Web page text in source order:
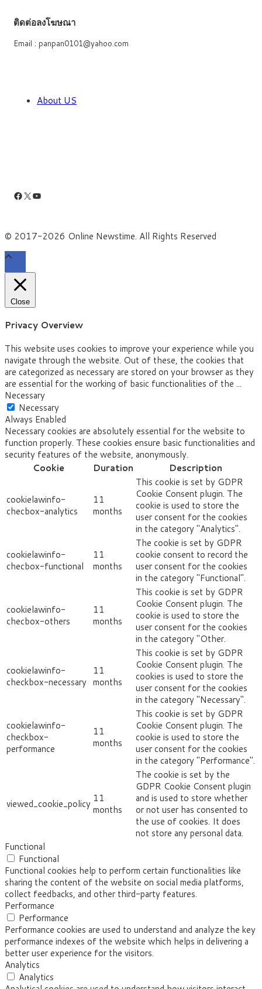
ติดต่อลงโฆษณา
Email : panpan0101@yahoo.com
About US
Facebook
X YouTube
© 2017-2026 Online Newstime. All Rights Reserved
Close
Privacy Overview
This website uses cookies to improve your experience while you
navigate through the website. Out of these, the cookies that
are categorized as necessary are stored on your browser as they
are essential for the working of basic functionalities of the ...
Necessary
Necessary
Always Enabled
Necessary cookies are absolutely essential for the website to
function properly. These cookies ensure basic functionalities and
security features of the website, anonymously.
Cookie
Duration Description
cookielawinfo-
checbox-analytics
11
months
This cookie is set by GDPR
Cookie Consent plugin. The
cookie is used to store the
user consent for the cookies
in the category "Analytics".
cookielawinfo-
checbox-functional
11
months
The cookie is set by GDPR
cookie consent to record the
user consent for the cookies
in the category "Functional".
cookielawinfo-
checbox-others
11
months
This cookie is set by GDPR
Cookie Consent plugin. The
cookie is used to store the
user consent for the cookies
in the category "Other.
cookielawinfo-
checkbox-necessary
11
months
This cookie is set by GDPR
Cookie Consent plugin. The
cookies is used to store the
user consent for the cookies
in the category "Necessary".
cookielawinfo-
checkbox-
performance
11
months
This cookie is set by GDPR
Cookie Consent plugin. The
cookie is used to store the
user consent for the cookies
in the category "Performance".
viewed_cookie_policy 11
months
The cookie is set by the
GDPR Cookie Consent plugin
and is used to store whether
or not user has consented to
the use of cookies. It does
not store any personal data.
Functional
Functional
Functional cookies help to perform certain functionalities like
sharing the content of the website on social media platforms,
collect feedbacks, and other third-party features.
Performance
Performance
Performance cookies are used to understand and analyze the key
performance indexes of the website which helps in delivering a
better user experience for the visitors.
Analytics
Analytics